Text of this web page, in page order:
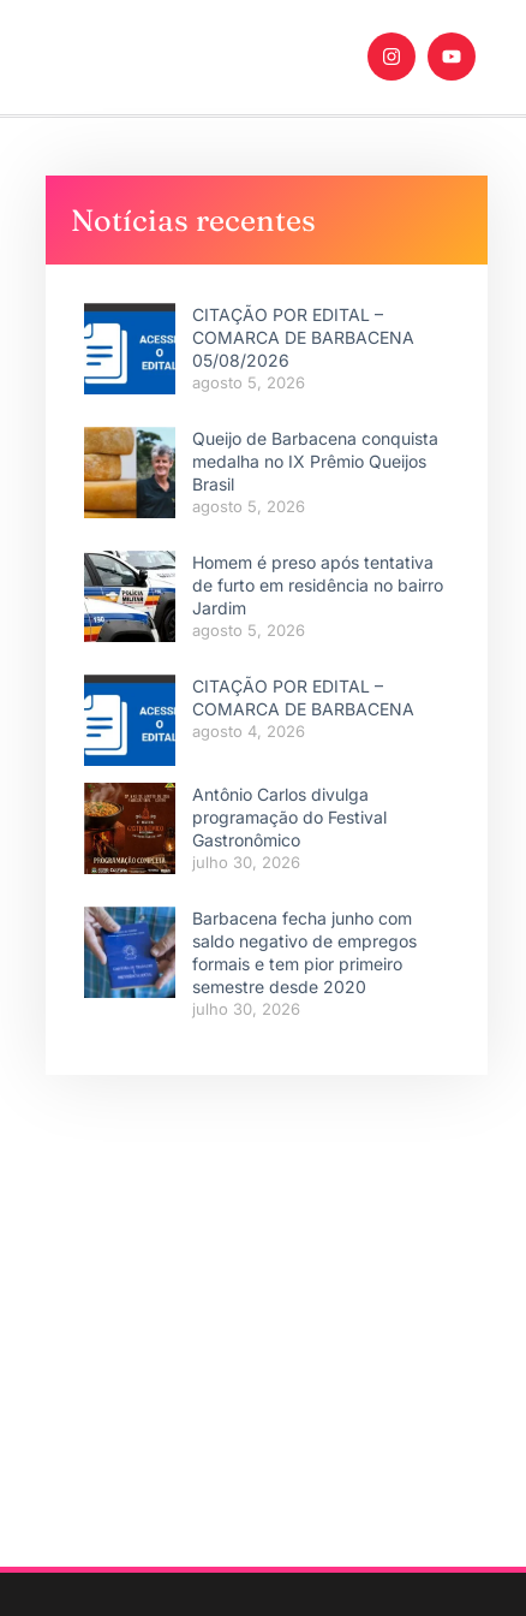
Notícias recentes
CITAÇÃO POR EDITAL –
COMARCA DE BARBACENA
05/08/2026
agosto 5, 2026
Queijo de Barbacena conquista
medalha no IX Prêmio Queijos
Brasil
agosto 5, 2026
Homem é preso após tentativa
de furto em residência no bairro
Jardim
agosto 5, 2026
CITAÇÃO POR EDITAL –
COMARCA DE BARBACENA
agosto 4, 2026
Antônio Carlos divulga
programação do Festival
Gastronômico
julho 30, 2026
Barbacena fecha junho com
saldo negativo de empregos
formais e tem pior primeiro
semestre desde 2020
julho 30, 2026